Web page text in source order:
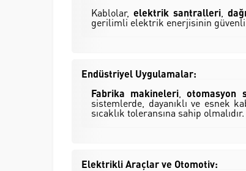
Kablolar, elektrik santralleri
gerilimli elektrik enerjisinin
Endüstriyel Uygulamalar:
Fabrika makineleri ,otomasyon
sistemlerde, dayanıklı ve esnek
sıcaklık toleransına sahip olmalıdır.
Elektrikli Araçlar ve Otomotiv: